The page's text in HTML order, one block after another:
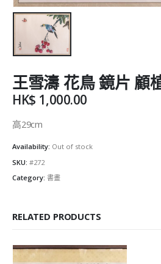
王雪濤 花鳥 鏡片 顧
HK$ 1,000.00
高29cm
Availability: Out of stock
SKU: #272
Category: 書畫
RELATED PRODUCTS